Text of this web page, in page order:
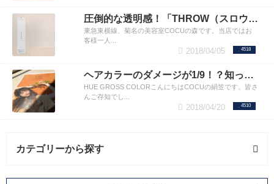
圧倒的な透明感！「THROW（スロウ）」カラーの紹介！ヘアカラーの赤みがキライな方へ
東急東横線、菊名の美容室COCUの森です。当店ではお
客様一人...
4518
2018/04/05
ヘアカラーのダメージが1/9！？知っていますか？HUEグロスカラー！！Vegan(ヴィーガン)認証を受けた世界基準のダメージレスなリキッドカラー剤／ヒューカラー
HUE GROSS COLORこんにちはCOCUの絹笠です。皆さ
んご存知でし...
4510
2018/04/20
カテゴリーから探す
髪質改善 (2記事)